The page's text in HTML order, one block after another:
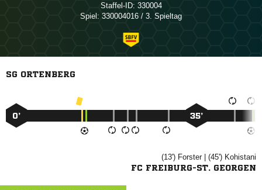
Staffel-ID: 330004
Spiel: 330004016 / 3. Spieltag
SG ORTENBERG
0’ 35’
(13') | (45') 
FC FREIBURG-ST. GEORGEN